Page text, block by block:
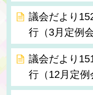
議会だより
行（3月定例会
議会だより
行（12月定例